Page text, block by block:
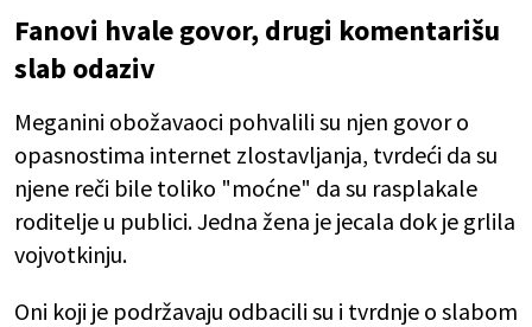
Fanovi hvale govor, drugi komentarišu
slab odaziv
Meganini obožavaoci pohvalili su njen govor o
opasnostima internet zlostavljanja, tvrdeći da su
njene reči bile toliko "moćne" da su rasplakale
roditelje u publici. Jedna žena je jecala dok je grlila
vojvotkinju.
Oni koji je podržavaju odbacili su i tvrdnje o slabom